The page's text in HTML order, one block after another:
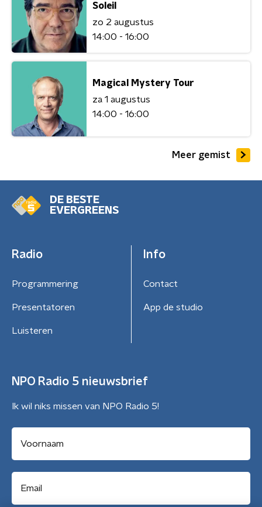
Soleil
zo 2 augustus
14:00 - 16:00
Magical Mystery Tour
za 1 augustus
14:00 - 16:00
Meer gemist
DE BESTE
EVERGREENS
Radio
Programmering
Presentatoren
Luisteren
Info
Contact
App de studio
NPO Radio 5 nieuwsbrief
Ik wil niks missen van NPO Radio 5!